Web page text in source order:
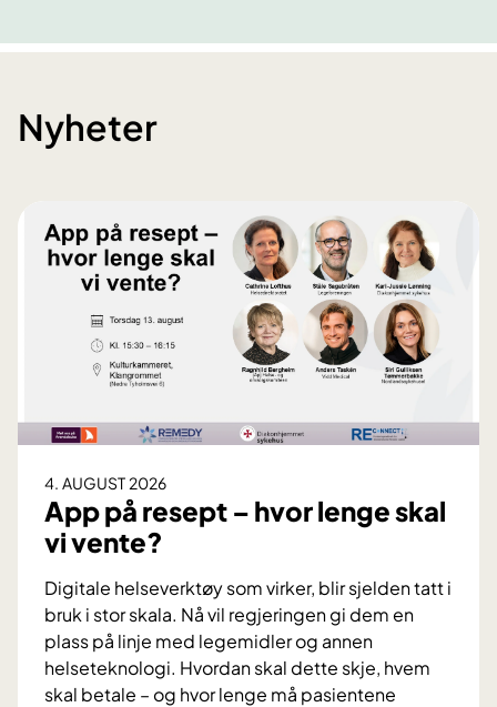
Nyheter
4. AUGUST 2026
App på resept – hvor lenge skal
vi vente?
Digitale helseverktøy som virker, blir sjelden tatt i
bruk i stor skala. Nå vil regjeringen gi dem en
plass på linje med legemidler og annen
helseteknologi. Hvordan skal dette skje, hvem
skal betale – og hvor lenge må pasientene